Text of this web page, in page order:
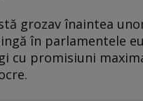
grozav înaintea
în parlamentele
cu promisiuni